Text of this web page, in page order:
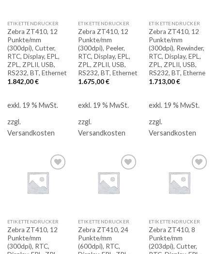
ETIKETTENDRUCKER
Zebra ZT410, 12
Punkte/mm
(300dpi), Cutter,
RTC, Display, EPL,
ZPL, ZPLII, USB,
RS232, BT, Ethernet
1.842,00€
exkl. 19 % MwSt.
zzgl.
Versandkosten
ETIKETTENDRUCKER
Zebra ZT410, 12
Punkte/mm
(300dpi), Peeler,
RTC, Display, EPL,
ZPL, ZPLII, USB,
RS232, BT, Ethernet
1.675,00€
exkl. 19 % MwSt.
zzgl.
Versandkosten
ETIKETTENDRUCKER
Zebra ZT410, 12
Punkte/mm
(300dpi), Rewinder,
RTC, Display, EPL,
ZPL, ZPLII, USB,
RS232, BT, Etherne
1.713,00€
exkl. 19 % MwSt.
zzgl.
Versandkosten
die
ETIKETTENDRUCKER
Zebra ZT410, 12
Punkte/mm
(300dpi), RTC,
die
ETIKETTENDRUCKER
Zebra ZT410, 24
Punkte/mm
(600dpi), RTC,
die
ETIKETTENDRUCKER
Zebra ZT410, 8
Punkte/mm
(203dpi), Cutter,